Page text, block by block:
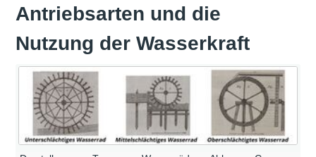
Antriebsarten und die
Nutzung der Wasserkraft